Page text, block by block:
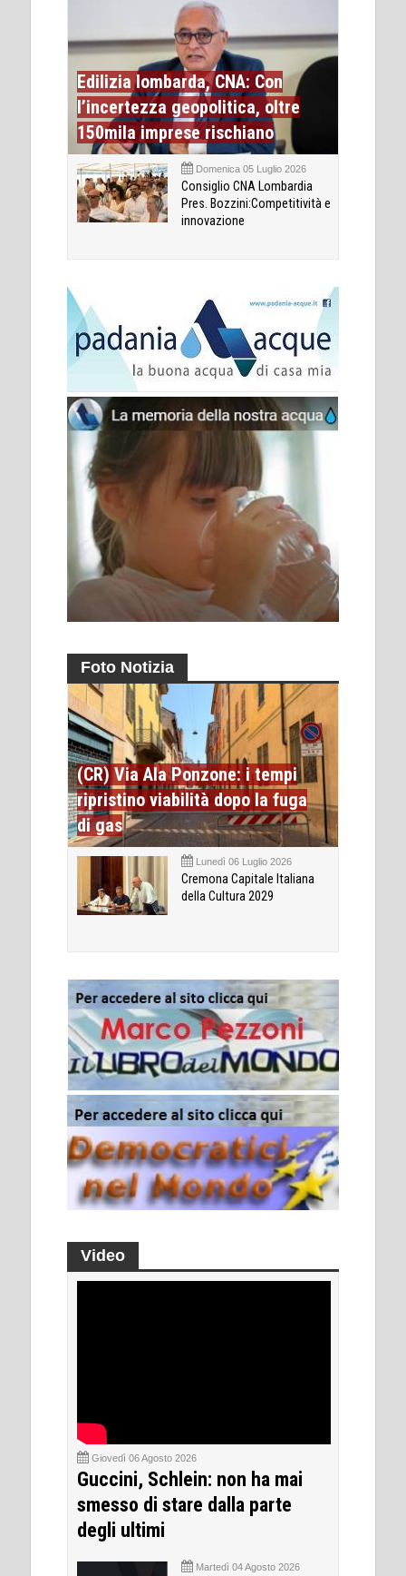
Edilizia lombarda, CNA: Con
l’incertezza geopolitica, oltre
150mila imprese rischiano
Domenica 05 Luglio 2026
Consiglio CNA Lombardia
Pres. Bozzini:Competitività e
innovazione
Foto Notizia
(CR) Via Ala Ponzone: i tempi
ripristino viabilità dopo la fuga
di gas
Lunedì 06 Luglio 2026
Cremona Capitale Italiana
della Cultura 2029
Video
Giovedì 06 Agosto 2026
Guccini, Schlein: non ha mai
smesso di stare dalla parte
degli ultimi
Martedì 04 Agosto 2026